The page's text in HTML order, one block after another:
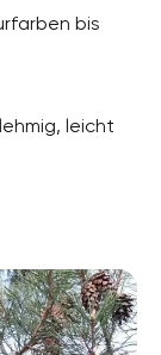
bis
leicht